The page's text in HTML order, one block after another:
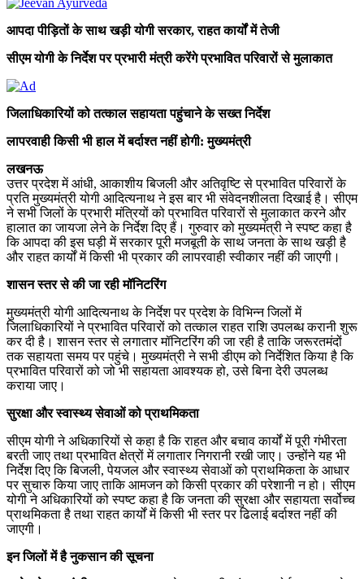
आपदा पीड़ितों के साथ खड़ी योगी सरकार, राहत कार्यों में तेजी
सीएम योगी के निर्देश पर प्रभारी मंत्री करेंगे प्रभावित परिवारों से मुलाकात
जिलाधिकारियों को तत्काल सहायता पहुंचाने के सख्त निर्देश
लापरवाही किसी भी हाल में बर्दाश्त नहीं होगी: मुख्यमंत्री
लखनऊ
उत्तर प्रदेश में आंधी, आकाशीय बिजली और अतिवृष्टि से प्रभावित परिवारों के
प्रति मुख्यमंत्री योगी आदित्यनाथ ने इस बार भी संवेदनशीलता दिखाई है। सीएम
ने सभी जिलों के प्रभारी मंत्रियों को प्रभावित परिवारों से मुलाकात करने और
हालात का जायजा लेने के निर्देश दिए हैं। गुरुवार को मुख्यमंत्री ने स्पष्ट कहा है
कि आपदा की इस घड़ी में सरकार पूरी मजबूती के साथ जनता के साथ खड़ी है
और राहत कार्यों में किसी भी प्रकार की लापरवाही स्वीकार नहीं की जाएगी।
शासन स्तर से की जा रही मॉनिटरिंग
मुख्यमंत्री योगी आदित्यनाथ के निर्देश पर प्रदेश के विभिन्न जिलों में
जिलाधिकारियों ने प्रभावित परिवारों को तत्काल राहत राशि उपलब्ध करानी शुरू
कर दी है। शासन स्तर से लगातार मॉनिटरिंग की जा रही है ताकि जरूरतमंदों
तक सहायता समय पर पहुंचे। मुख्यमंत्री ने सभी डीएम को निर्देशित किया है कि
प्रभावित परिवारों को जो भी सहायता आवश्यक हो, उसे बिना देरी उपलब्ध
कराया जाए।
सुरक्षा और स्वास्थ्य सेवाओं को प्राथमिकता
सीएम योगी ने अधिकारियों से कहा है कि राहत और बचाव कार्यों में पूरी गंभीरता
बरती जाए तथा प्रभावित क्षेत्रों में लगातार निगरानी रखी जाए। उन्होंने यह भी
निर्देश दिए कि बिजली, पेयजल और स्वास्थ्य सेवाओं को प्राथमिकता के आधार
पर सुचारु किया जाए ताकि आमजन को किसी प्रकार की परेशानी न हो। सीएम
योगी ने अधिकारियों को स्पष्ट कहा है कि जनता की सुरक्षा और सहायता सर्वोच्च
प्राथमिकता है तथा राहत कार्यों में किसी भी स्तर पर ढिलाई बर्दाश्त नहीं की
जाएगी।
इन जिलों में है नुकसान की सूचना